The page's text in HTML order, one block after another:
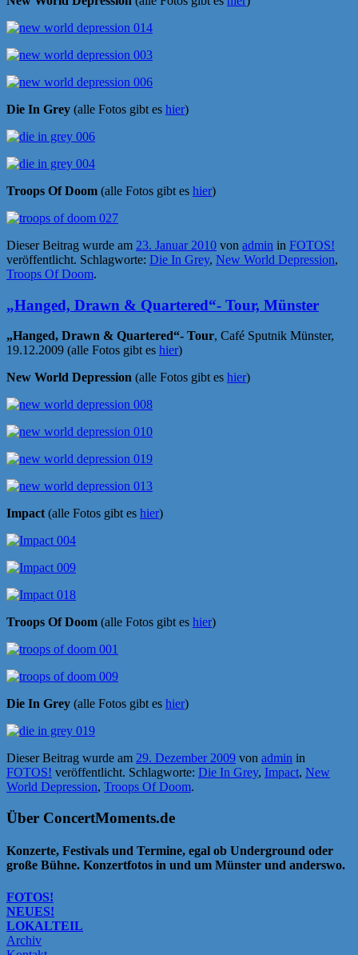
Die In Grey (alle Fotos gibt es hier)
Troops Of Doom (alle Fotos gibt es hier)
Dieser Beitrag wurde am 23. Januar 2010 von admin in FOTOS!
veröffentlicht. Schlagworte: Die In Grey, New World Depression,
Troops Of Doom.
„Hanged, Drawn & Quartered“- Tour, Münster
„Hanged, Drawn & Quartered“- Tour, Café Sputnik Münster,
19.12.2009 (alle Fotos gibt es hier)
New World Depression (alle Fotos gibt es hier)
Impact(alle Fotos gibt es hier)
Troops Of Doom (alle Fotos gibt es hier)
Die In Grey (alle Fotos gibt es hier)
Dieser Beitrag wurde am 29. Dezember 2009 von admin in
FOTOS! veröffentlicht. Schlagworte: Die In Grey, Impact, New
World Depression, Troops Of Doom.
Über ConcertMoments.de
Konzerte, Festivals und Termine, egal ob Underground oder
große Bühne. Konzertfotos in und um Münster und anderswo.
FOTOS!
NEUES!
LOKALTEIL
Archiv